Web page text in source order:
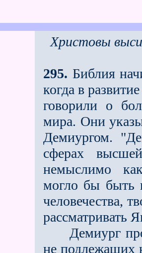
Христовы выси
295. Библия
когда в
говорили о
мира. Они
Демиургом.
сферах
немыслимо
могло бы быть
человечества,
рассматривать
Демиург
не подлежащих